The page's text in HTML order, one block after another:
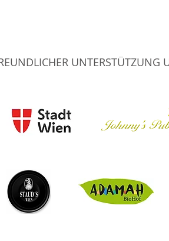
UNTERSTÜTZUNG